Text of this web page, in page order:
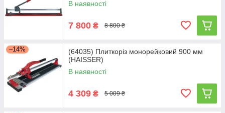
В наявності
7 800 ₴ 8 800 ₴
–14%
(64035) Плиткоріз монорейковий 900 мм
(HAISSER)
В наявності
4 309 ₴ 5 009 ₴